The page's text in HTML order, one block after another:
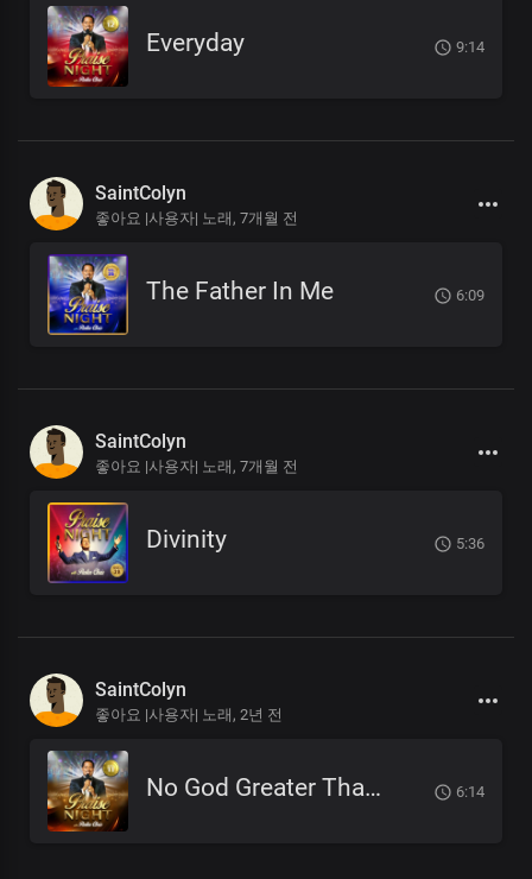
Everyday 9:14
SaintColyn
좋아요 |사용자| 노래, 7개월 전
The Father In Me 6:09
SaintColyn
좋아요 |사용자| 노래, 7개월 전
Divinity 5:36
SaintColyn
좋아요 |사용자| 노래, 2년 전
No God Greater Than You 6:14